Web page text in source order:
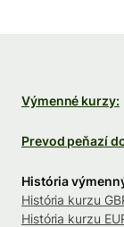
Výmenné kurzy:
Prevod peňazí
História
História kurzu
História kurzu